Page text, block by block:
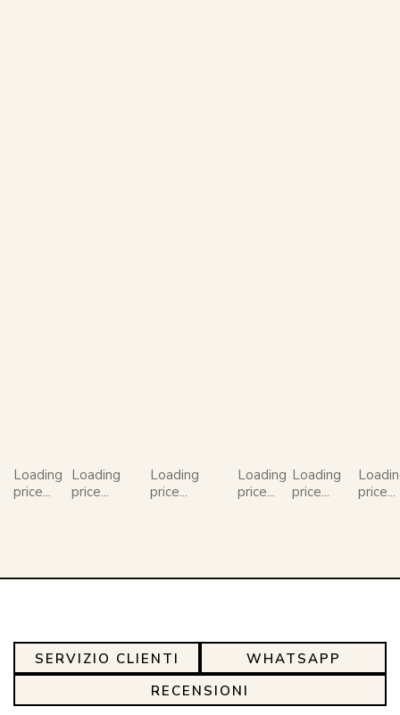
Loading
price...
Loading
price...
Loading
price...
Loading
price...
Loading
price...
price...
SERVIZIO CLIENTI
WHATSAPP
RECENSIONI